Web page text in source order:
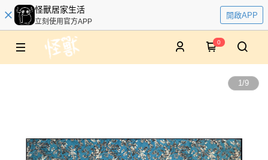
怪獸居家生活
立刻使用官方APP
開啟APP
0
1/9